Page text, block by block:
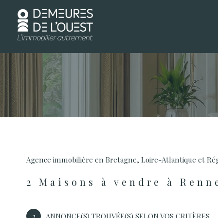
Agence immobilière en Bretagne, Loire-Atlantique et
2 Maisons à vendre à
2 ANNONCE(S) TROUVÉE(S) SELON VOS CRITÈRES